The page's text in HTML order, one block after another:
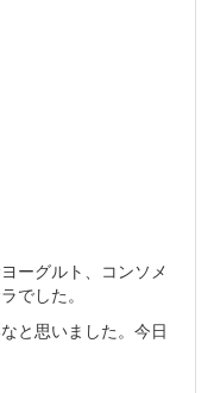
ーグルト、コンソメ
でした。
と思いました。今日